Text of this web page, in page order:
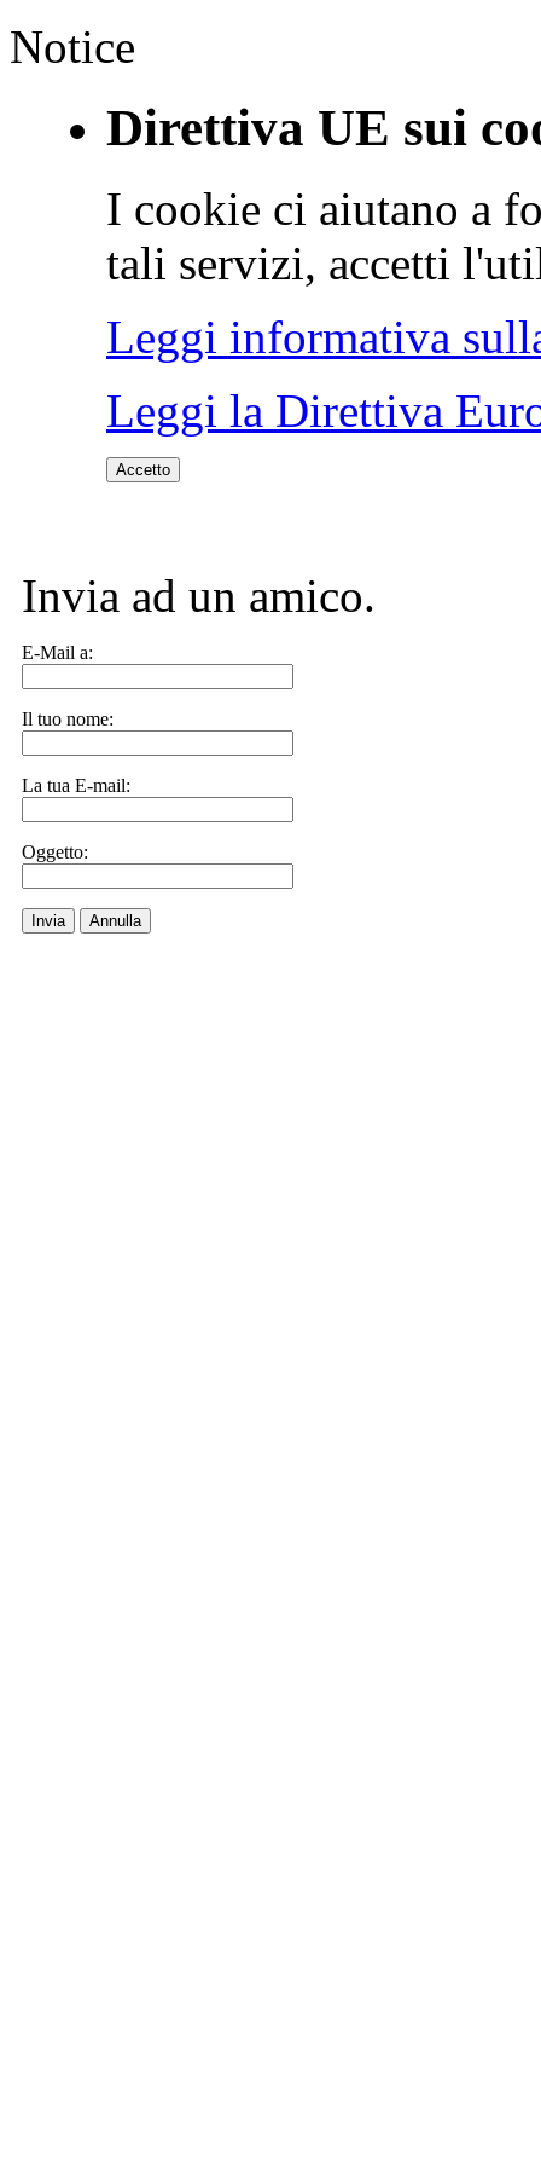
Notice
Direttiva UE sui
I cookie ci aiutano a
tali servizi, accetti
Leggi informativa
Leggi la Direttiva
Accetto
Invia ad un amico.
E-Mail a:
Il tuo nome:
La tua E-mail:
Oggetto:
Invia Annulla